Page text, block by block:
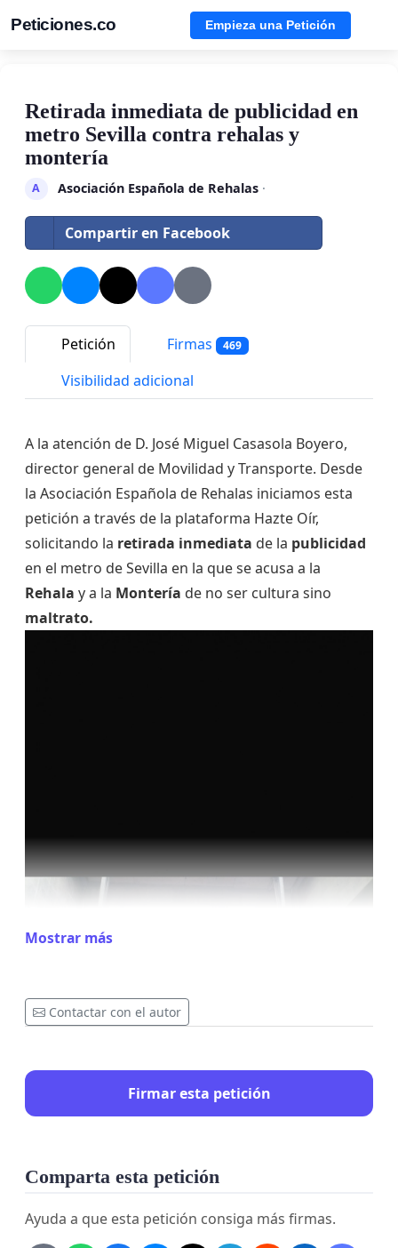
Peticiones.co Empieza una Petición
Retirada inmediata de publicidad en
metro Sevilla contra rehalas y
montería
A Asociación Española de Rehalas·
Compartir en Facebook
Petición Firmas 469
Visibilidad adicional
A la atención de D. José Miguel Casasola Boyero,
director general de Movilidad y Transporte. Desde
la Asociación Española de Rehalas iniciamos esta
petición a través de la plataforma Hazte Oír,
solicitando la retirada inmediata de la publicidad
en el metro de Sevilla en la que se acusa a la
Rehala y a la Montería de no ser cultura sino
maltrato.
Mostrar más
Contactar con el autor
Firmar esta petición
Comparta esta petición
Ayuda a que esta petición consiga más firmas.